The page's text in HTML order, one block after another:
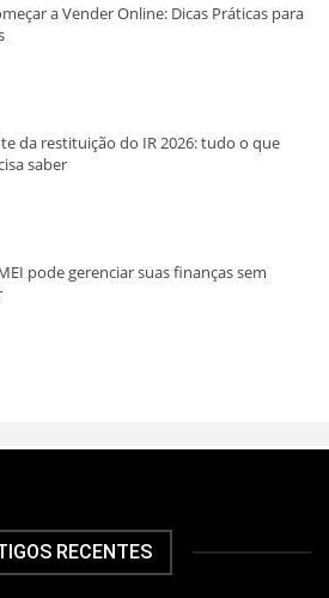
a Vender Online: Dicas Práticas para
da restituição do IR 2026: tudo o que
saber
pode gerenciar suas finanças sem
RECENTES